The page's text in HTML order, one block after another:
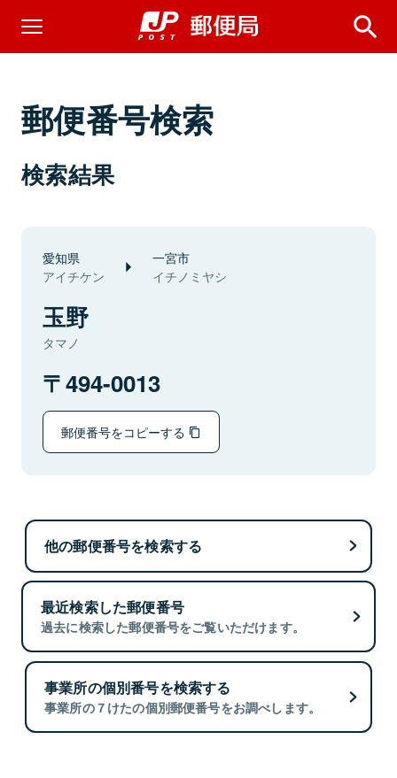
郵便番号検索
検索結果
愛知県
アイチケン
一宮市
イチノミヤシ
玉野
タマノ
494-0013
郵便番号をコピーする
他の郵便番号を検索する
最近検索した郵便番号
過去に検索した郵便番号をご覧いただけます。
事業所の個別番号を検索する
事業所の７けたの個別郵便番号をお調べします。